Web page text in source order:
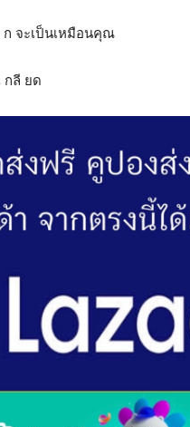
ก จะเป็นเหมือนคุณ
กลี ยด